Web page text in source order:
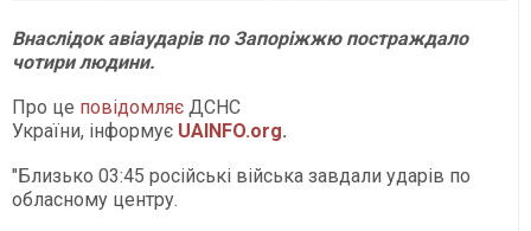
Внаслідок авіаударів по Запоріжжю постраждало
чотири людини.
Про це повідомляє ДСНС
України, інформує UAINFO.org.
"Близько 03:45 російські війська завдали ударів по
обласному центру.